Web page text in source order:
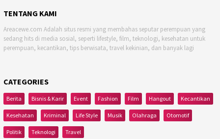
TENTANG KAMI
Areacewe.com Adalah situs resmi yang membahas seputar perempuan yang
sedang hits di media sosial, seperti lifestyle, film, teknologi, kesehatan untuk
perempuan, kecantikan, tips berwisata, travel kekinian, dan banyak lagi
CATEGORIES
Berita Bisnis & Karir Event Fashion Film Hangout Kecantikan
Kesehatan Kriminal Life Style Musik Olahraga Otomotif
Politik Teknologi Travel